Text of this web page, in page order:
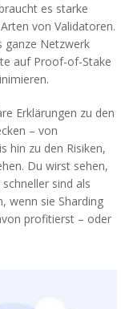
es starke
von Validatoren.
ganze Netzwerk
auf Proof-of-Stake
Erklärungen zu den
– von
hin zu den Risiken,
Du wirst sehen,
sind als
wenn sie Sharding
profitierst – oder